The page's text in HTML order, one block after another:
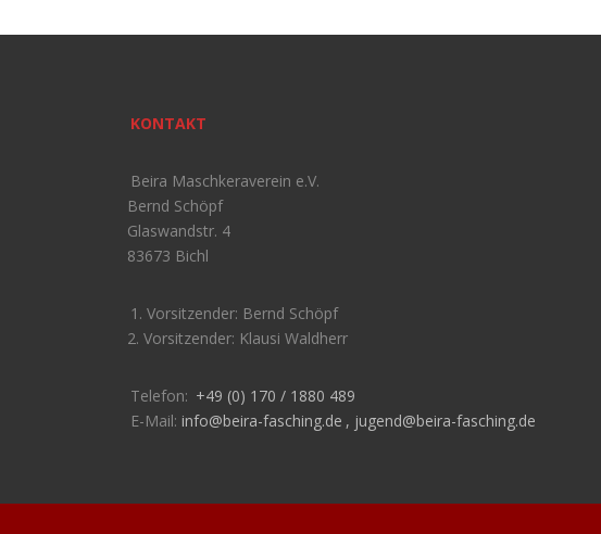
KONTAKT
Beira Maschkeraverein e.V.
Bernd Schöpf
Glaswandstr. 4
83673 Bichl
1. Vorsitzender: Bernd Schöpf
2. Vorsitzender: Klausi Waldherr
Telefon: +49 (0) 170 / 1880 489
E-Mail: info@beira-fasching.de , jugend@beira-fasching.de